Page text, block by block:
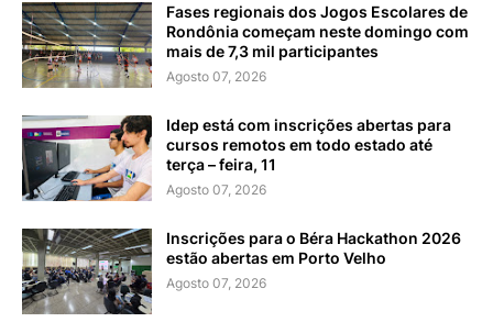
Fases regionais dos Jogos Escolares de
Rondônia começam neste domingo com
mais de 7,3 mil participantes
Agosto 07, 2026
Idep está com inscrições abertas para
cursos remotos em todo estado até
terça – feira, 11
Agosto 07, 2026
Inscrições para o Béra Hackathon 2026
estão abertas em Porto Velho
Agosto 07, 2026